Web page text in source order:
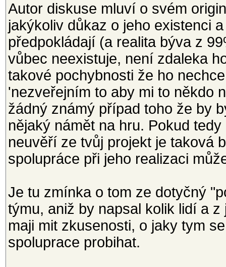
Autor diskuse mluví o svém
jakýkoliv důkaz o jeho existenci
předpokládají (a realita býva z
vůbec neexistuje, není zdaleka
takové pochybnosti že ho
'nezveřejním to aby mi to někdo
žádný známý případ toho že by
nějaký námět na hru. Pokud
neuvěří ze tvůj projekt je taková
spolupráce při jeho realizaci
Je tu zmínka o tom ze dotyčný
týmu, aniž by napsal kolik lidí a
maji mit zkusenosti, o jaky tym
spoluprace probihat.